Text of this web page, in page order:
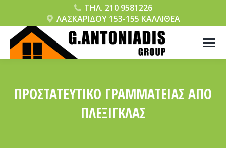
ΤΗΛ. 210 9581226
ΛΑΣΚΑΡΙΔΟΥ 153-155 ΚΑΛΛΙΘΕΑ
ΠΡΟΣΤΑΤΕΥΤΙΚΌ ΓΡΑΜΜΑΤΕΊΑΣ ΑΠΌ
ΠΛΈΞΙΓΚΛΑΣ